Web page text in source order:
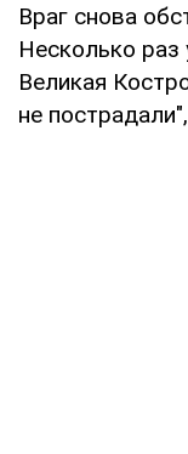
Враг снова
Несколько раз
Великая
не